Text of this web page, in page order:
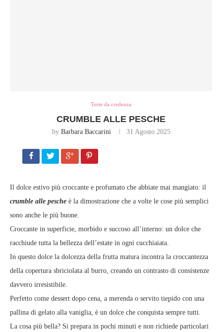
Torte da credenza
CRUMBLE ALLE PESCHE
by Barbara Baccarini 31 Agosto 2025
Il dolce estivo più croccante e profumato che abbiate mai mangiato: il
crumble alle pesche è la dimostrazione che a volte le cose più semplici
sono anche le più buone.
Croccante in superficie, morbido e succoso all’interno: un dolce che
racchiude tutta la bellezza dell’estate in ogni cucchiaiata.
In questo dolce la dolcezza della frutta matura incontra la croccantezza
della copertura sbriciolata al burro, creando un contrasto di consistenze
davvero irresistibile.
Perfetto come dessert dopo cena, a merenda o servito tiepido con una
pallina di gelato alla vaniglia, è un dolce che conquista sempre tutti.
La cosa più bella? Si prepara in pochi minuti e non richiede particolari